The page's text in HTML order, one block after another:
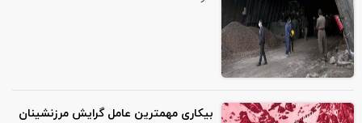
بیکاری مهمترین عامل گرایش مرزنشینان